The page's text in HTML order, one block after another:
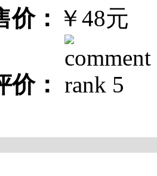
价： ￥48元
价：